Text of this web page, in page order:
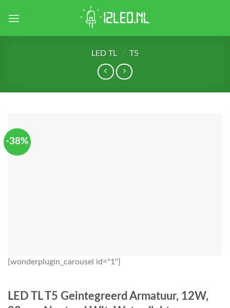
LED TL / T5
-38%
[wonderplugin_carousel id="1"]
LED TL T5 Geintegreerd Armatuur, 12W,